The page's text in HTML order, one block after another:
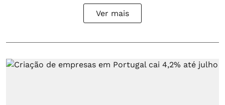
Ver mais